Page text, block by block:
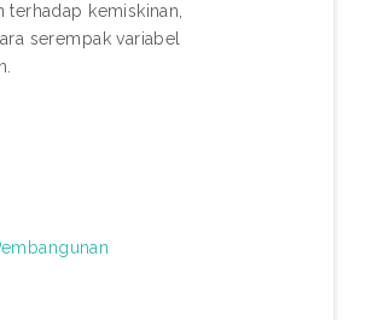
kemiskinan,
serempak variabel